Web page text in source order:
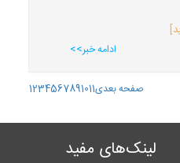
ادامه خبر>>
1234567891011صفحه بعدی
لینک‌های مفید